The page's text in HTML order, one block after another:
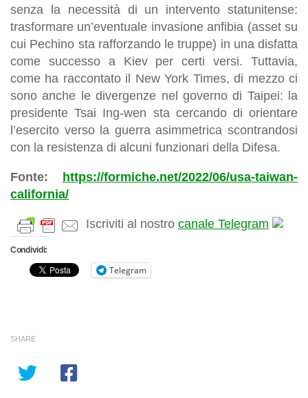
senza la necessità di un intervento statunitense:
trasformare un’eventuale invasione anfibia (asset su
cui Pechino sta rafforzando le truppe) in una disfatta
come successo a Kiev per certi versi. Tuttavia,
come ha raccontato il New York Times, di mezzo ci
sono anche le divergenze nel governo di Taipei: la
presidente Tsai Ing-wen sta cercando di orientare
l’esercito verso la guerra asimmetrica scontrandosi
con la resistenza di alcuni funzionari della Difesa.
Fonte: https://formiche.net/2022/06/usa-taiwan-
california/
Iscriviti al nostro canale Telegram
Condividi:
Telegram
SHARE